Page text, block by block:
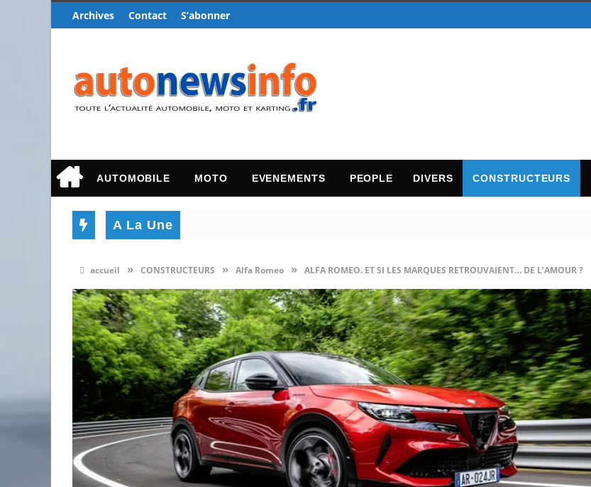
Archives Contact S’abonner
AUTOMOBILE MOTO EVENEMENTS PEOPLE DIVERS CONSTRUCTEURS
A La Une
accueil » CONSTRUCTEURS » Alfa Romeo » ALFA ROMEO. ET SI LES MARQUES RETROUVAIENT… DE L’AMOUR ?